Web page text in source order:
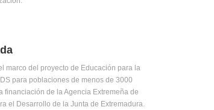
marco del proyecto de Educación para la
para poblaciones de menos de 3000
financiación de la Agencia Extremeña de
el Desarrollo de la Junta de Extremadura.